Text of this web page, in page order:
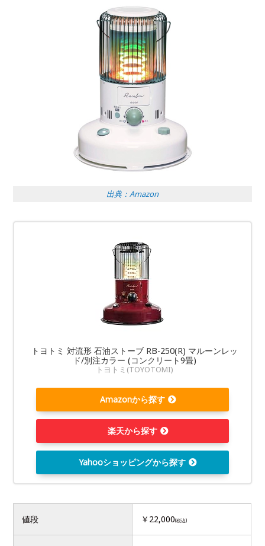
出典：Amazon
トヨトミ 対流形 石油ストーブ RB-250(R) マルーンレッ
ド/別注カラー (コンクリート9畳)
トヨトミ(TOYOTOMI)
Amazonから探す
楽天から探す
Yahooショッピングから探す
値段 ￥22,000(税込)